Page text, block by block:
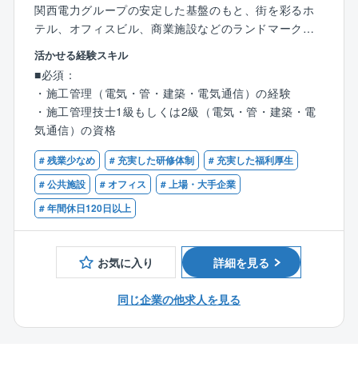
関西電力グループの安定した基盤のもと、街を彩るホ
テル、オフィスビル、商業施設などのランドマークと
なる物件の改修工事に携わっていただきます。
■仕事内容
元請けとして、同社の管理物件の改修工事全般におけ
る施工監理をお任せします。QCDS（品質・コスト・
納期・安全）の管理はもちろんのこと、裁量を持って
予算管理や顧客折衝に深く関われる点がこの仕事の醍
醐味です。
〇プロジェクトの舵取り役として活躍：改修工事の初
期段階から携わり、施工図作成、工程計画、そして現
場の進捗管理まで、プロジェクト全体をリードしてい
ただきます。
会い業務が主です。
活かせる経験スキル
■必須：
・施工管理（電気・管・建築・電気通信）の経験
・施工管理技士1級もしくは2級（電気・管・建築・電
気通信）の資格
# 残業少なめ # 充実した研修体制
# 充実した福利厚生
# 公共施設
# オフィス
# 上場・大手企業
# 年間休日120日以上
お気に入り 詳細を見る
同じ企業の他求人を見る